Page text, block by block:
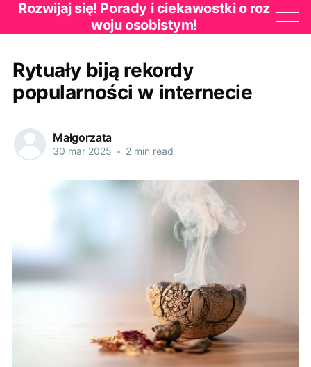
Rozwijaj się! Porady i ciekawostki o roz
woju osobistym!
Rytuały biją rekordy
popularności w internecie
Małgorzata
30 mar 2025 • 2 min read